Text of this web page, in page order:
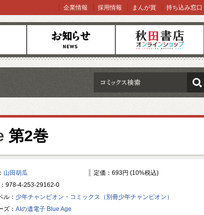
お知らせ オンラインショップ
企業情報 採用情報 まんが賞 持ち込み窓口
検索
第2巻
山田胡瓜
定価：693円 (10%税込)
978-4-253-29162-0
ル： 少年チャンピオン・コミックス（別冊少年チャンピオン）
ズ： AIの遺電子 Blue Age